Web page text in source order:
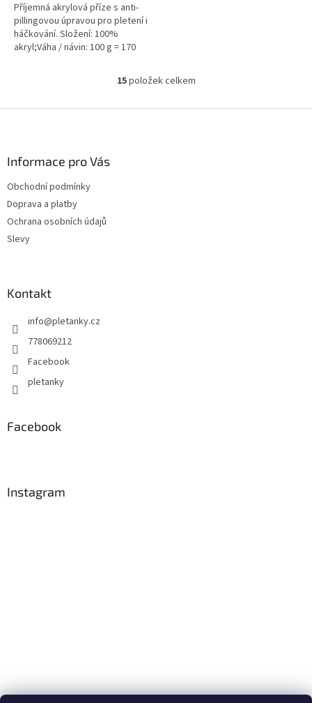
Příjemná akrylová příze s anti-
pillingovou úpravou pro pletení i
háčkování. Složení: 100%
akryl;Váha / návin: 100 g = 170
O
l
15položek celkem
Informace pro Vás
Obchodní podmínky
Doprava a platby
Ochrana osobních údajů
Slevy
Kontakt
info@pletanky.cz
778069212
Facebook
pletanky
Facebook
Instagram